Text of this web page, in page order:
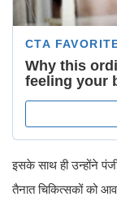
इसके साथ ही उन्होंने
तैनात चिकित्सकों को